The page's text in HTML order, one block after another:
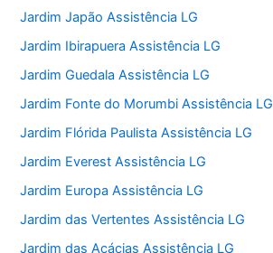
Jardim Japão Assistência LG
Jardim Ibirapuera Assistência LG
Jardim Guedala Assistência LG
Jardim Fonte do Morumbi Assistência LG
Jardim Flórida Paulista Assistência LG
Jardim Everest Assistência LG
Jardim Europa Assistência LG
Jardim das Vertentes Assistência LG
Jardim das Acácias Assistência LG